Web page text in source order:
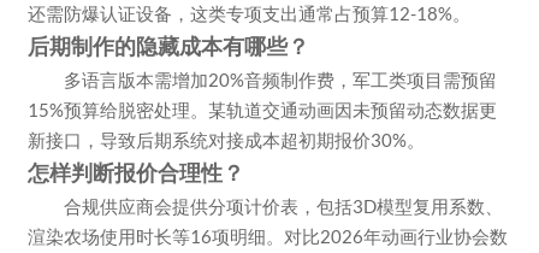
还需防爆认证设备，这类专项支出通常占预算12-18%。
后期制作的隐藏成本有哪些？
多语言版本需增加20%音频制作费，军工类项目需预留
15%预算给脱密处理。某轨道交通动画因未预留动态数据更
新接口，导致后期系统对接成本超初期报价30%。
怎样判断报价合理性？
合规供应商会提供分项计价表，包括3D模型复用系数、
渲染农场使用时长等16项明细。对比2026年动画行业协会数